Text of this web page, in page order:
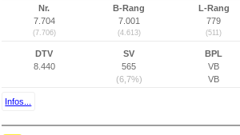
Nr.
7.704
(7.706)
B-Rang
7.001
(4.613)
L-Rang
779
(511)
DTV
8.440
SV
565
(6,7%)
BPL
VB
VB
Infos...